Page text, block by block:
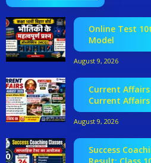
Online Test
Model
August 9, 2026
Current
Current
August 9, 2026
Success